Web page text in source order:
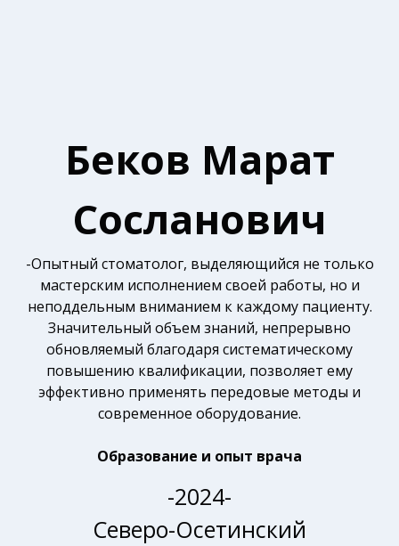
Беков Марат
Сосланович
-Опытный стоматолог, выделяющийся не только
мастерским исполнением своей работы, но и
неподдельным вниманием к каждому пациенту.
Значительный объем знаний, непрерывно
обновляемый благодаря систематическому
повышению квалификации, позволяет ему
эффективно применять передовые методы и
современное оборудование.
Образование и опыт врача
-2024-
Северо-Осетинский